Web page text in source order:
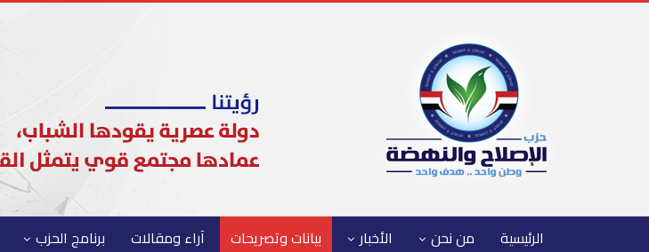
الرئيسية من نحن الأخبار بيانات وتصريحات آراء ومقالات برنامج الحزب